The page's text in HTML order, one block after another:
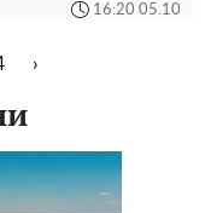
16:20 05.10
›